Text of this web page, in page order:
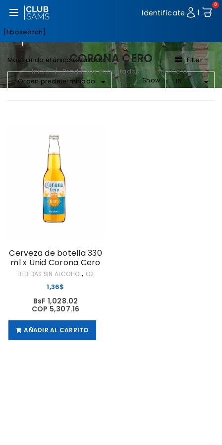
Abrir menú Identifícate |
0
[fibosearch]
CORONA CERO
Inicio / Productos etiquetados “Corona Cero”
Mostrando el único resultado Filter
Orden predeterminado Show 16
BEBIDAS SIN ALCOHOL, O2
Cerveza de botella 330
ml x Unid Corona Cero
1,36$
BsF 1,028.02
COP 5,307.16
AÑADIR AL CARRITO